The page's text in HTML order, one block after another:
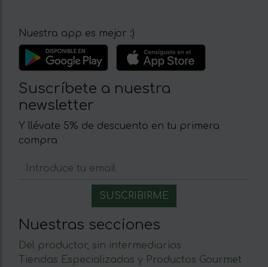
Nuestra app es mejor :)
Suscríbete a nuestra
newsletter
Y llévate 5% de descuento en tu primera
compra
Nuestras secciones
Del productor, sin intermediarios
Tiendas Especializadas y Productos Gourmet